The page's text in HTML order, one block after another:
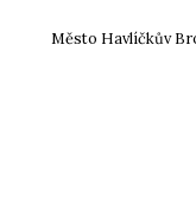
Město Havlíčkův